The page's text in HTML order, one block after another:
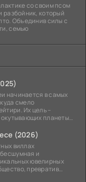
со своим псом
разбойник, который
Объединив силы с
семью
начинается в самых
смело
Их цель –
окутывающих планеты
(2026)
виллах
и
ювелирных
превратив